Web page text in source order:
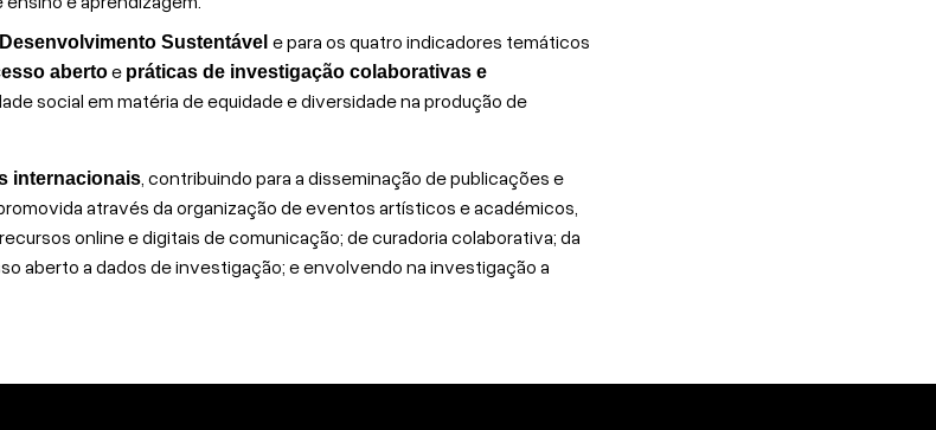
Sustentávele para os quatro indicadores temáticos
abertoe práticas de investigação colaborativas e
social em matéria de equidade e diversidade na produção de
internacionais, contribuindo para a disseminação de publicações e
através da organização de eventos artísticos e académicos,
online e digitais de comunicação; de curadoria colaborativa; da
aberto a dados de investigação; e envolvendo na investigação a